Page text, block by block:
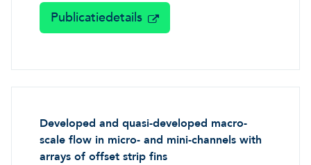
Publicatiedetails
Developed and quasi-developed macro-
scale flow in micro- and mini-channels with
arrays of offset strip fins